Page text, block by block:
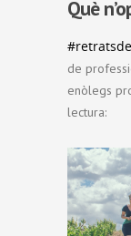
Què
de
enòlegs
lectura: